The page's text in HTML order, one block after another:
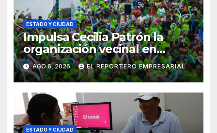
ESTADO Y CIUDAD
Impulsa Cecilia Patrón la
organización vecinal en
Mérida y suma a comités de
vigilancia en la prevención
social del delito
AGO 6, 2026 EL REPORTERO EMPRESARIAL
ESTADO Y CIUDAD